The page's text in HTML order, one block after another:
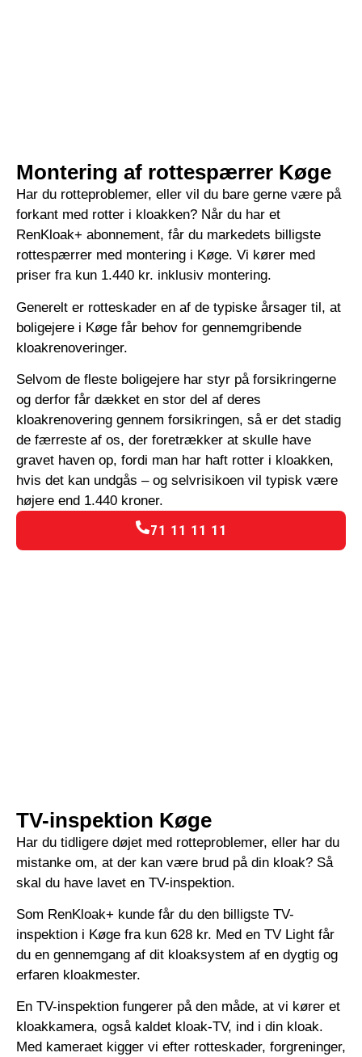
Montering af rottespærrer Køge
Har du rotteproblemer, eller vil du bare gerne være på
forkant med rotter i kloakken? Når du har et
RenKloak+ abonnement, får du markedets billigste
rottespærrer med montering i Køge. Vi kører med
priser fra kun 1.440 kr. inklusiv montering.
Generelt er rotteskader en af de typiske årsager til, at
boligejere i Køge får behov for gennemgribende
kloakrenoveringer.
Selvom de fleste boligejere har styr på forsikringerne
og derfor får dækket en stor del af deres
kloakrenovering gennem forsikringen, så er det stadig
de færreste af os, der foretrækker at skulle have
gravet haven op, fordi man har haft rotter i kloakken,
hvis det kan undgås – og selvrisikoen vil typisk være
højere end 1.440 kroner.
71 11 11 11
TV-inspektion Køge
Har du tidligere døjet med rotteproblemer, eller har du
mistanke om, at der kan være brud på din kloak? Så
skal du have lavet en TV-inspektion.
Som RenKloak+ kunde får du den billigste TV-
inspektion i Køge fra kun 628 kr. Med en TV Light får
du en gennemgang af dit kloaksystem af en dygtig og
erfaren kloakmester.
En TV-inspektion fungerer på den måde, at vi kører et
kloakkamera, også kaldet kloak-TV, ind i din kloak.
Med kameraet kigger vi efter rotteskader, forgreninger,